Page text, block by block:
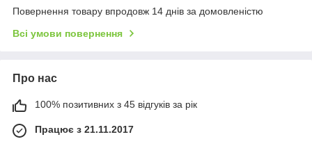
Повернення товару впродовж 14 днів за домовленістю
Всі умови повернення
Про нас
100% позитивних з 45 відгуків за рік
Працює з 21.11.2017